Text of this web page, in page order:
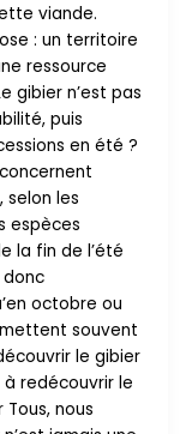
viande.
: un territoire
ressource
gibier n’est pas
puis
en été ?
selon les
espèces
la fin de l’été
donc
octobre ou
souvent
le gibier
redécouvrir le
nous